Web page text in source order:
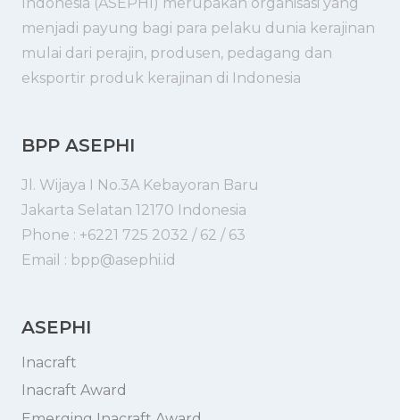
menjadi payung bagi para pelaku dunia kerajinan
mulai dari perajin, produsen, pedagang dan
eksportir produk kerajinan di Indonesia
BPP ASEPHI
Jl. Wijaya I No.3A Kebayoran Baru
Jakarta Selatan 12170 Indonesia
Phone : +6221 725 2032 / 62 / 63
Email : bpp@asephi.id
ASEPHI
Inacraft
Inacraft Award